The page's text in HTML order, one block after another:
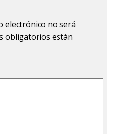
electrónico no será
obligatorios están